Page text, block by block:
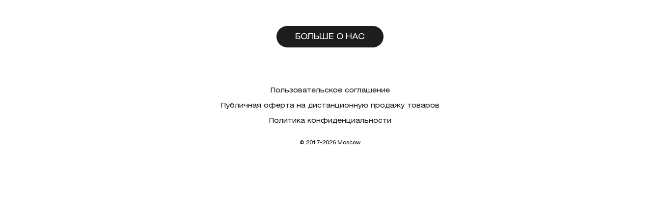
БОЛЬШЕ О НАС
Пользовательское соглашение
Публичная оферта на дистанционную продажу товаров
Политика конфиденциальности
© 2017-2026 Moscow